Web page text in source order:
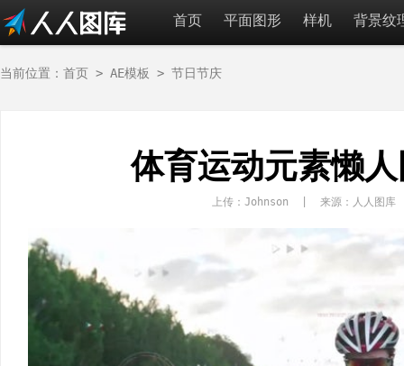
首页 平面图形 样机 背景纹
当前位置： 首页 > AE模板 > 节日节庆
体育运动元素懒
上传：Johnson | 来源：人人